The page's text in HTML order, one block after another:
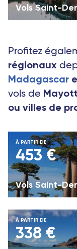
Vols Saint-
Profitez
régionaux
Madagascar
vols de
ou villes de
Vols Saint-
À PARTIR DE
453 €
À PARTIR DE
338 €